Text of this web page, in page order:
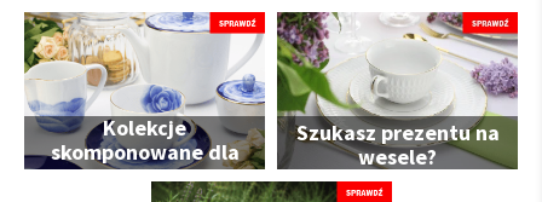
Kolekcje
skomponowane dla
Ciebie
Szukasz prezentu na
wesele?